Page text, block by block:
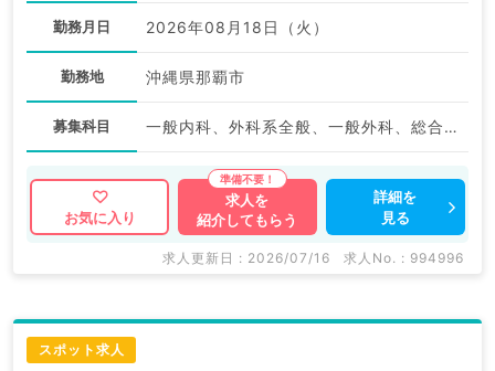
勤務月日 2026年08月18日（火）
勤務地 沖縄県那覇市
募集科目 一般内科、外科系全般、一般外科、総合診療科
お気に入り
求人を
紹介してもらう
詳細を
見る
求人更新日 : 2026/07/16 求人No. : 994996
スポット求人